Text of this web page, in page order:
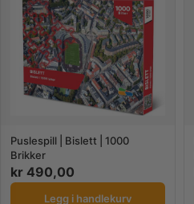
Puslespill | Bislett | 1000
Brikker
kr 490,00
Legg i handlekurv